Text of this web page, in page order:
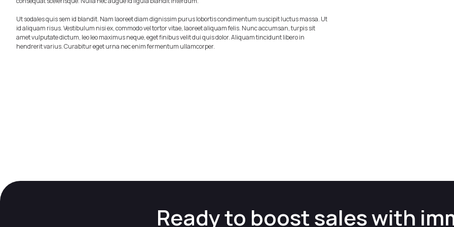
Ut sodales quis sem id blandit. Nam laoreet diam dignissim purus lobortis condimentum suscipit luctus massa. Ut
id aliquam risus. Vestibulum nisi ex, commodo vel tortor vitae, laoreet aliquam felis. Nunc accumsan, turpis sit
amet vulputate dictum, leo leo maximus neque, eget finibus velit dui quis dolor. Aliquam tincidunt libero in
hendrerit varius. Curabitur eget urna nec enim fermentum ullamcorper.
Ready to boost sales with